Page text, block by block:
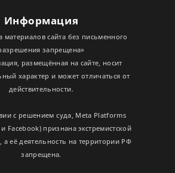
Информация
материалов сайта без письменного
запрещена»
размещённая на сайте, носит
характер и может отличаться от
действительности.
с решением суда, Meta Platforms
Facebook) признана экстремистской
а её деятельность на территории РФ
запрещена.